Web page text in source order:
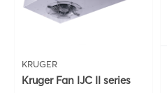
KRUGER
Kruger Fan IJC II series